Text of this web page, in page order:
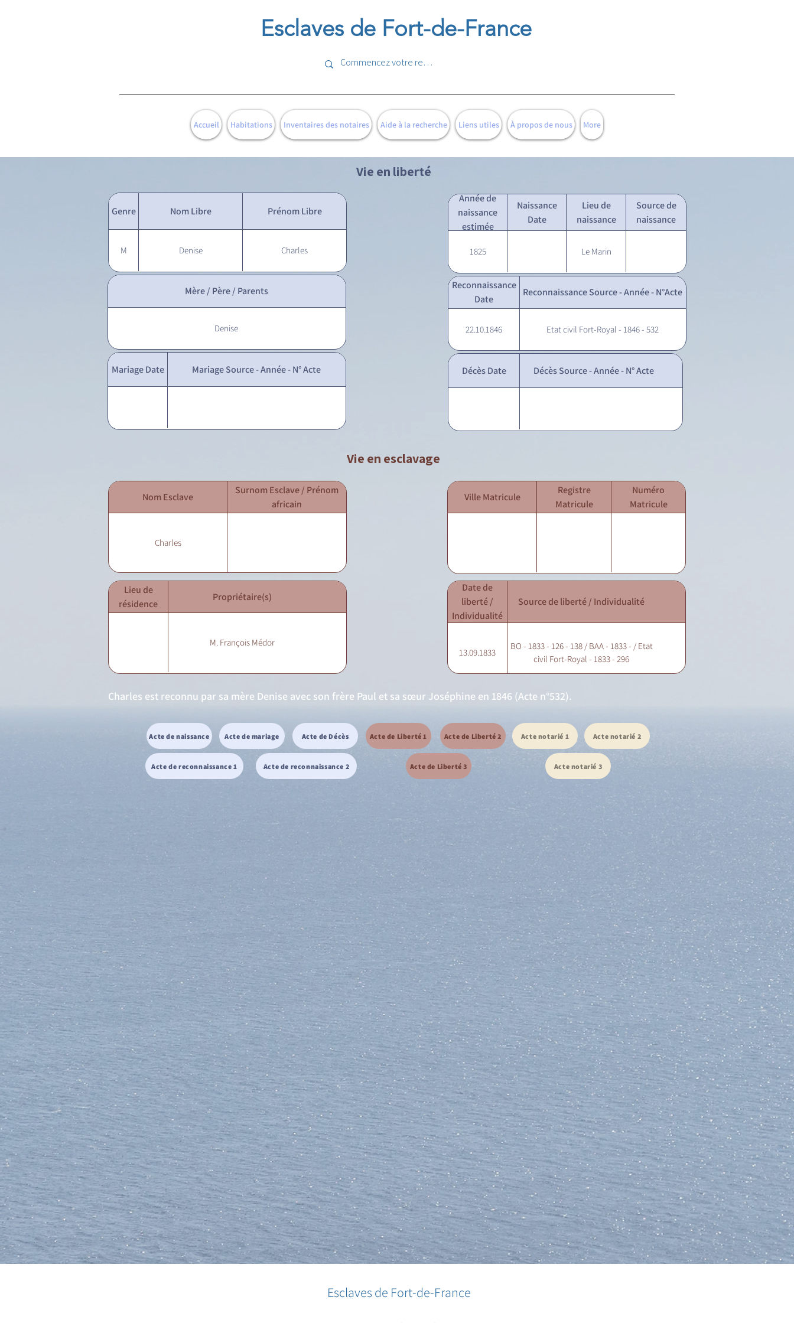
Esclaves de Fort-de-France
Accueil Habitations Inventaires des notaires Aide à la recherche Liens utiles À propos de nous More
Vie en liberté
Genre Nom Libre Prénom Libre
M Denise Charles
Année de
naissance
estimée
Naissance
Date
Lieu de
naissance
Source de
naissance
1825 Le Marin
Mère / Père / Parents
Denise
Mariage Date Mariage Source - Année - N° Acte
Reconnaissance
Date
Reconnaissance Source - Année - N°Acte
22.10.1846 Etat civil Fort-Royal - 1846 - 532
Décès Date Décès Source - Année - N° Acte
Vie en esclavage
Nom Esclave
Surnom Esclave / Prénom
africain
Charles
Ville Matricule
Registre
Matricule
Numéro
Matricule
Lieu de
résidence
Propriétaire(s)
M. François Médor
Date de
liberté /
Individualité
Source de liberté / Individualité
13.09.1833
BO - 1833 - 126 - 138 / BAA - 1833 - / Etat
civil Fort-Royal - 1833 - 296
Charles est reconnu par sa mère Denise avec son frère Paul et sa sœur Joséphine en 1846 (Acte n°532).
Acte de naissance Acte de mariage Acte de Décès
Acte de reconnaissance 1 Acte de reconnaissance 2
Acte de Liberté 1 Acte de Liberté 2
Acte de Liberté 3
Acte notarié 1 Acte notarié 2
Acte notarié 3
Esclaves de Fort-de-France